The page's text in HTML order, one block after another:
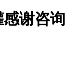
谢咨询